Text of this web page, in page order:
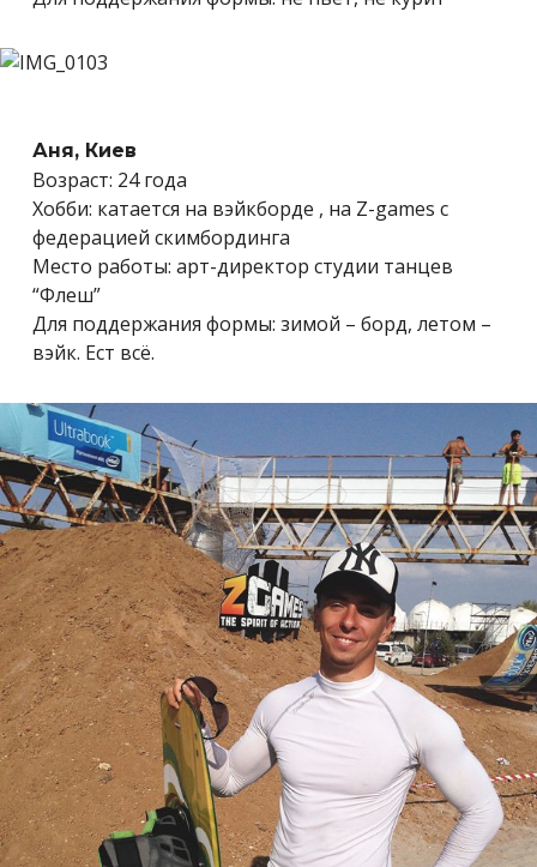
Аня, Киев
Возраст: 24 года
Хобби: катается на вэйкборде , на Z-games с
федерацией скимбординга
Место работы: арт-директор студии танцев
“Флеш”
Для поддержания формы: зимой – борд, летом –
вэйк. Ест всё.